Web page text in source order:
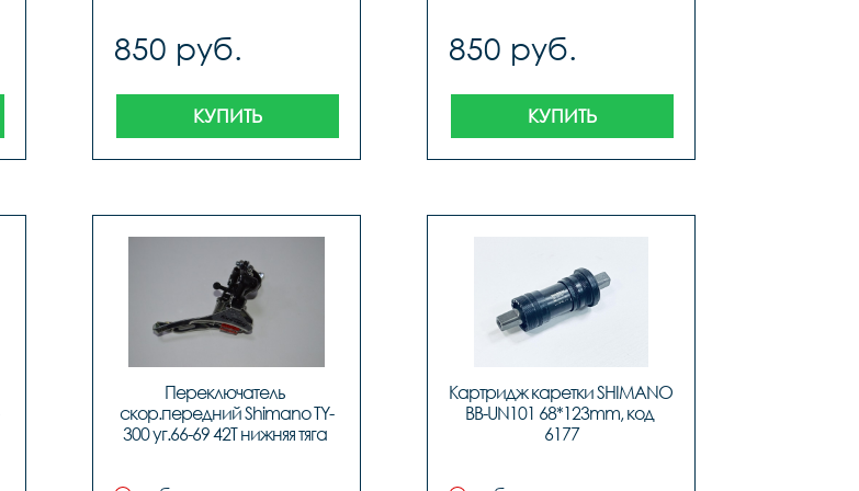
850 руб.
КУПИТЬ
850 руб.
КУПИТЬ
Переключатель
скор.передний Shimano TY-
300 уг.66-69 42Т нижняя тяга
Картридж каретки SHIMANO
BB-UN101 68*123mm, код
6177